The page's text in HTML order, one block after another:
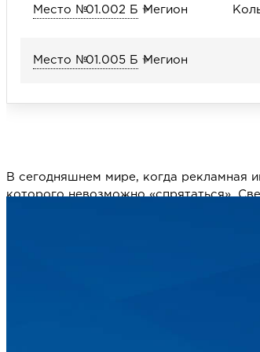
Место №01.002 Б Мегион
Место №01.005 Б Мегион
В сегодняшнем мире, когда рекламная
которого невозможно «спрятаться».